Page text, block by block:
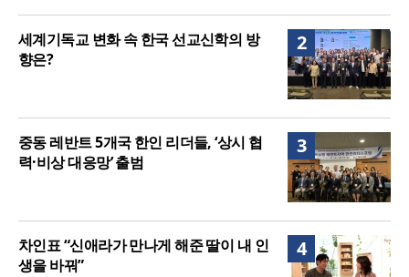
2
세계기독교 변화 속 한국 선교신학의 방
향은?
3
중동 레반트 5개국 한인 리더들, ‘상시 협
력·비상 대응망’ 출범
4
차인표 “신애라가 만나게 해준 딸이 내 인
생을 바꿔”